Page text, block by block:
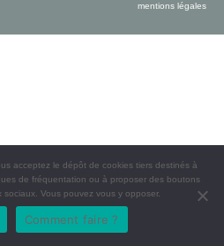
mentions légales
acceptez le dépôt de cookies tiers destinés à
de fréquentation ou à proposer des boutons
Vous pouvez vous y opposer.
Comment faire ?